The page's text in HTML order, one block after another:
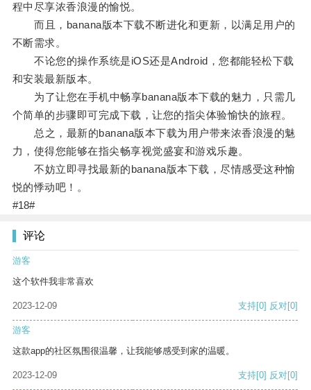
程中尽享浓香浪漫的愉悦。
而且，banana版本下载不断进化和更新，以满足用户的
不断需求。
不论您的操作系统是iOS还是Android，您都能轻松下载
和安装最新版本。
为了让您在手机中畅享banana版本下载的魅力，只需几
个简单的步骤即可完成下载，让您的指尖体验愉快的旅程。
总之，最新的banana版本下载为用户带来浓香浪漫的魅
力，使得您能够在指尖畅享视觉盛宴和游戏乐趣。
不妨立即寻找最新的banana版本下载，尽情感受这种愉
悦的悸动吧！。
#18#
评论
游客
这个软件我非常喜欢
2023-12-09 支持[0] 反对[0]
游客
这款app的社区氛围很温馨，让我能够感受到家的温暖。
2023-12-09 支持[0] 反对[0]